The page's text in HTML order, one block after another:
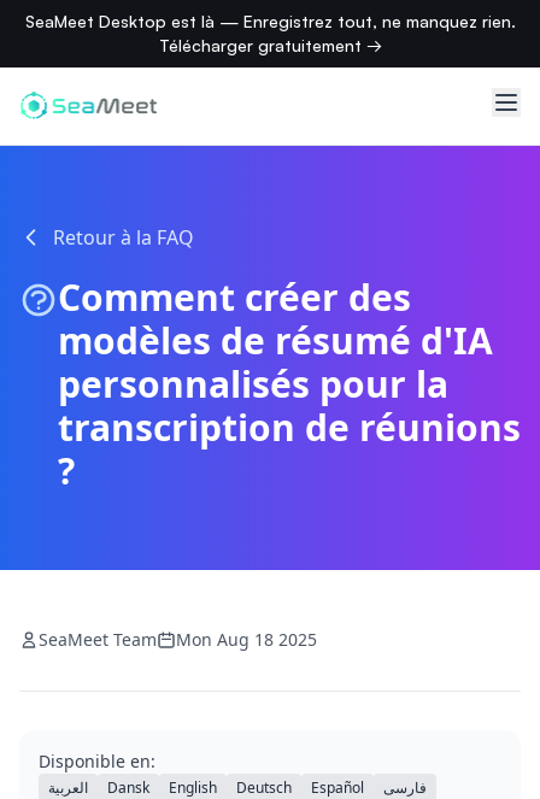
SeaMeet Desktop est là — Enregistrez tout, ne manquez rien.
Télécharger gratuitement →
Retour à la FAQ
Comment créer des
modèles de résumé d'IA
personnalisés pour la
transcription de réunions
?
SeaMeet Team Mon Aug 18 2025
Disponible en:
العربية Dansk English Deutsch Español
فارسی